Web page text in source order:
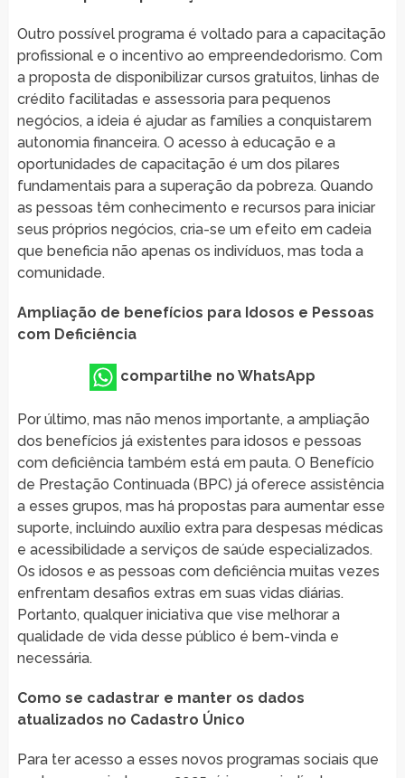
Outro possível programa é voltado para a capacitação
profissional e o incentivo ao empreendedorismo. Com
a proposta de disponibilizar cursos gratuitos, linhas de
crédito facilitadas e assessoria para pequenos
negócios, a ideia é ajudar as famílies a conquistarem
autonomia financeira. O acesso à educação e a
oportunidades de capacitação é um dos pilares
fundamentais para a superação da pobreza. Quando
as pessoas têm conhecimento e recursos para iniciar
seus próprios negócios, cria-se um efeito em cadeia
que beneficia não apenas os indivíduos, mas toda a
comunidade.
Ampliação de benefícios para Idosos e Pessoas
com Deficiência
compartilhe no WhatsApp
Por último, mas não menos importante, a ampliação
dos benefícios já existentes para idosos e pessoas
com deficiência também está em pauta. O Benefício
de Prestação Continuada (BPC) já oferece assistência
a esses grupos, mas há propostas para aumentar esse
suporte, incluindo auxílio extra para despesas médicas
e acessibilidade a serviços de saúde especializados.
Os idosos e as pessoas com deficiência muitas vezes
enfrentam desafios extras em suas vidas diárias.
Portanto, qualquer iniciativa que vise melhorar a
qualidade de vida desse público é bem-vinda e
necessária.
Como se cadastrar e manter os dados
atualizados no Cadastro Único
Para ter acesso a esses novos programas sociais que